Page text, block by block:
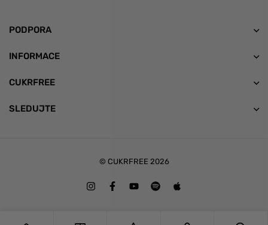
PODPORA
INFORMACE
CUKRFREE
SLEDUJTE
© CUKRFREE 2026